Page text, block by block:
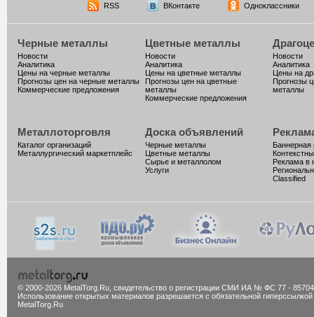
RSS ВКонтакте Одноклассники
Черные металлы
Новости
Аналитика
Цены на черные металлы
Прогнозы цен на черные металлы
Коммерческие предложения
Цветные металлы
Новости
Аналитика
Цены на цветные металлы
Прогнозы цен на цветные
металлы
Коммерческие предложения
Новости
Аналитика
Цены на
Прогнозы
металлы
Металлоторговля
Каталог организаций
Металлургический маркетплейс
Доска объявлений
Черные металлы
Цветные металлы
Сырье и металлолом
Услуги
Баннерная
Реклама в
Classified
© 2000-2026 MetalTorg.Ru, cвидетельство о регистрации СМИ ИА № ФС 77 - 85704
Использование открытых материалов разрешается с обязательной гиперссылкой
MetalTorg.Ru